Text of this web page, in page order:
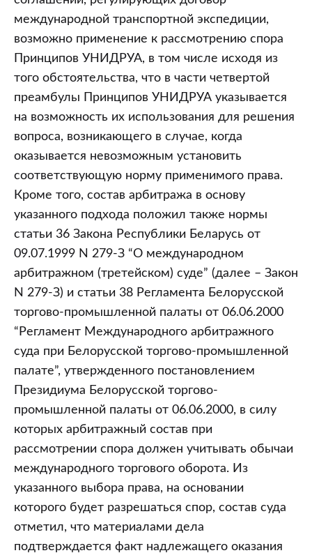
международной транспортной экспедиции,
возможно применение к рассмотрению спора
Принципов УНИДРУА, в том числе исходя из
того обстоятельства, что в части четвертой
преамбулы Принципов УНИДРУА указывается
на возможность их использования для решения
вопроса, возникающего в случае, когда
оказывается невозможным установить
соответствующую норму применимого права.
Кроме того, состав арбитража в основу
указанного подхода положил также нормы
статьи 36 Закона Республики Беларусь от
09.07.1999 N 279-З “О международном
арбитражном (третейском) суде” (далее – Закон
N 279-З) и статьи 38 Регламента Белорусской
торгово-промышленной палаты от 06.06.2000
“Регламент Международного арбитражного
суда при Белорусской торгово-промышленной
палате”, утвержденного постановлением
Президиума Белорусской торгово-
промышленной палаты от 06.06.2000, в силу
которых арбитражный состав при
рассмотрении спора должен учитывать обычаи
международного торгового оборота. Из
указанного выбора права, на основании
которого будет разрешаться спор, состав суда
отметил, что материалами дела
подтверждается факт надлежащего оказания